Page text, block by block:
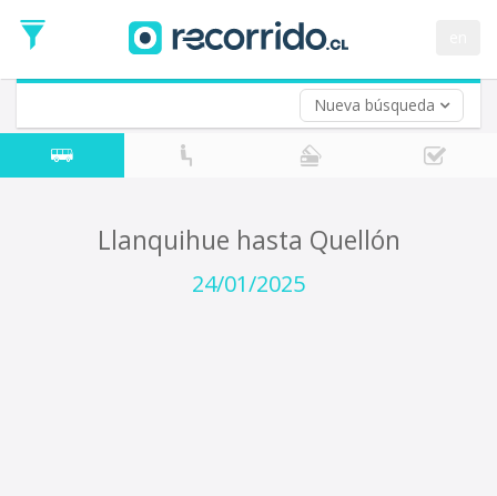
Nueva búsqueda
de
Ida
Vuelta (opcional)
Fecha
de
Llanquihue hasta Quellón
24/01/2025